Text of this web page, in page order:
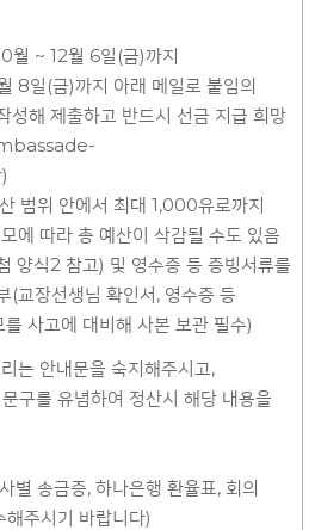
월 ~ 12월 6일(금)까지
8일(금)까지 아래 메일로 붙임의
성해 제출하고 반드시 선금 지급 희망
범위 안에서 최대 1,000유로까지
에 따라 총 예산이 삭감될 수도 있음
양식2 참고) 및 영수증 등 증빙서류를
(교장선생님 확인서, 영수증 등
사고에 대비해 사본 보관 필수)
는 안내문을 숙지해주시고,
구를 유념하여 정산시 해당 내용을
별 송금증, 하나은행 환율표, 회의
주시기 바랍니다)